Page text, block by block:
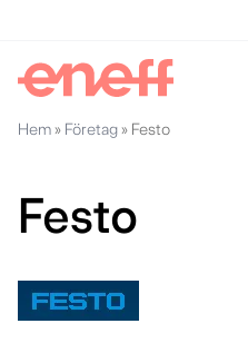
Hem» Företag» Festo
Festo